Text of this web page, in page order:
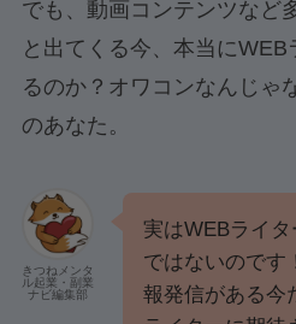
でも、動画コンテンツなど
と出てくる今、本当に
るのか？オワコンなんじゃ
のあなた。
きつねメンタ
ル起業・副業
ナビ編集部
実はWEBライ
ではないのです
報発信がある今